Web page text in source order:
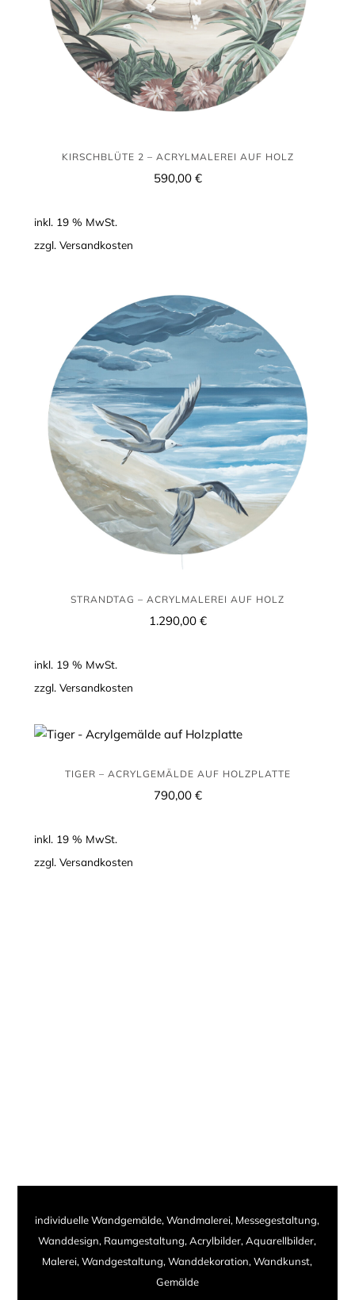
KIRSCHBLÜTE 2 – ACRYLMALEREI AUF HOLZ
590,00 €
inkl. 19 % MwSt.
zzgl. Versandkosten
Acrylmalerei
STRANDTAG – ACRYLMALEREI AUF HOLZ
1.290,00 €
inkl. 19 % MwSt.
zzgl. Versandkosten
Tiger
Acrylgemälde
TIGER – ACRYLGEMÄLDE AUF HOLZPLATTE
790,00 €
inkl. 19 % MwSt.
zzgl. Versandkosten
individuelle Wandgemälde, Wandmalerei, Messegestaltung,
Wanddesign, Raumgestaltung, Acrylbilder, Aquarellbilder,
Malerei, Wandgestaltung, Wanddekoration, Wandkunst,
Gemälde